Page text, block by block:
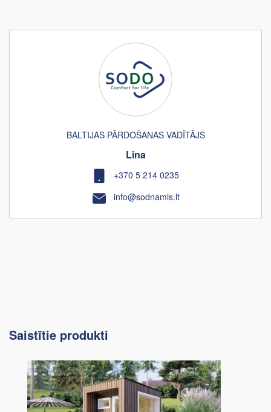
BALTIJAS PĀRDOŠANAS VADĪTĀJS
Lina
+370 5 214 0235
info@sodnamis.lt
Saistītie produkti